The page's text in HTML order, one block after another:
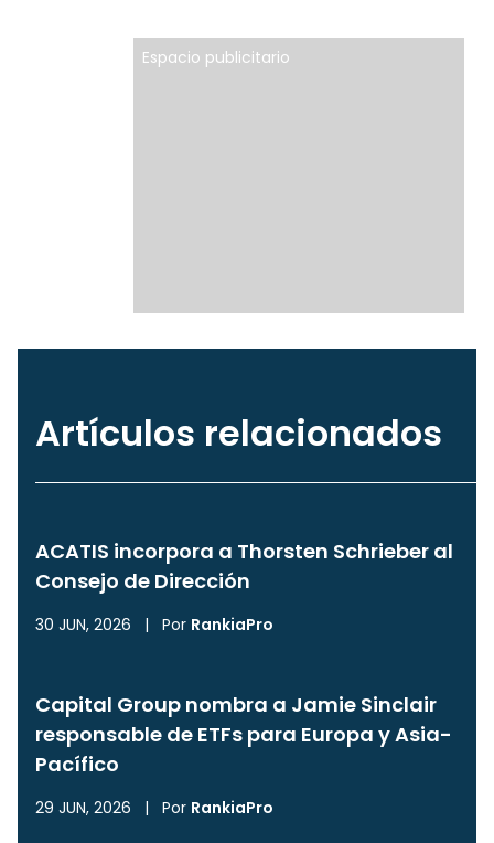
Espacio publicitario
Artículos relacionados
ACATIS incorpora a Thorsten Schrieber al
Consejo de Dirección
30 JUN, 2026 | Por RankiaPro
Capital Group nombra a Jamie Sinclair
responsable de ETFs para Europa y Asia-
Pacífico
29 JUN, 2026 | Por RankiaPro